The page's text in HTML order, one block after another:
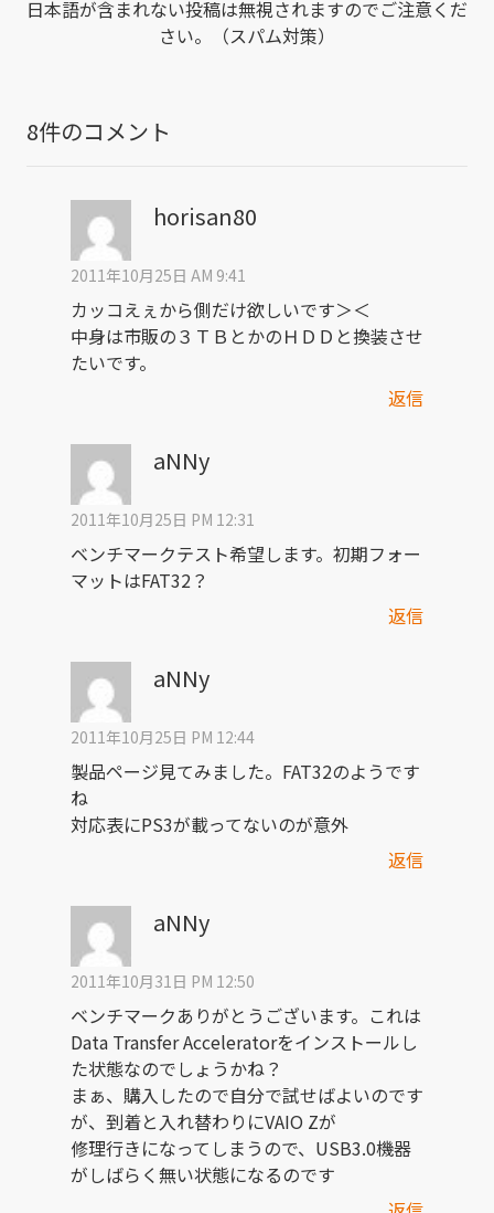
日本語が含まれない投稿は無視されますのでご注意くだ
さい。（スパム対策）
8件のコメント
horisan80
2011年10月25日 AM 9:41
カッコえぇから側だけ欲しいです＞＜
中身は市販の３ＴＢとかのＨＤＤと換装させ
たいです。
返信
aNNy
2011年10月25日 PM 12:31
ベンチマークテスト希望します。初期フォー
マットはFAT32？
返信
aNNy
2011年10月25日 PM 12:44
製品ページ見てみました。FAT32のようです
ね
対応表にPS3が載ってないのが意外
返信
aNNy
2011年10月31日 PM 12:50
ベンチマークありがとうございます。これは
Data Transfer Acceleratorをインストールし
た状態なのでしょうかね？
まぁ、購入したので自分で試せばよいのです
が、到着と入れ替わりにVAIO Zが
修理行きになってしまうので、USB3.0機器
がしばらく無い状態になるのです